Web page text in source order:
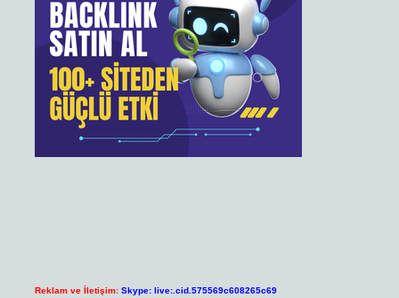
Reklam ve İletişim: Skype: live:.cid.575569c608265c69